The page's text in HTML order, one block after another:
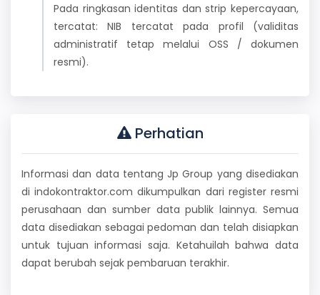
Pada ringkasan identitas dan strip kepercayaan,
tercatat: NIB tercatat pada profil (validitas
administratif tetap melalui OSS / dokumen
resmi).
Perhatian
Informasi dan data tentang Jp Group yang disediakan
di indokontraktor.com dikumpulkan dari register resmi
perusahaan dan sumber data publik lainnya. Semua
data disediakan sebagai pedoman dan telah disiapkan
untuk tujuan informasi saja. Ketahuilah bahwa data
dapat berubah sejak pembaruan terakhir.